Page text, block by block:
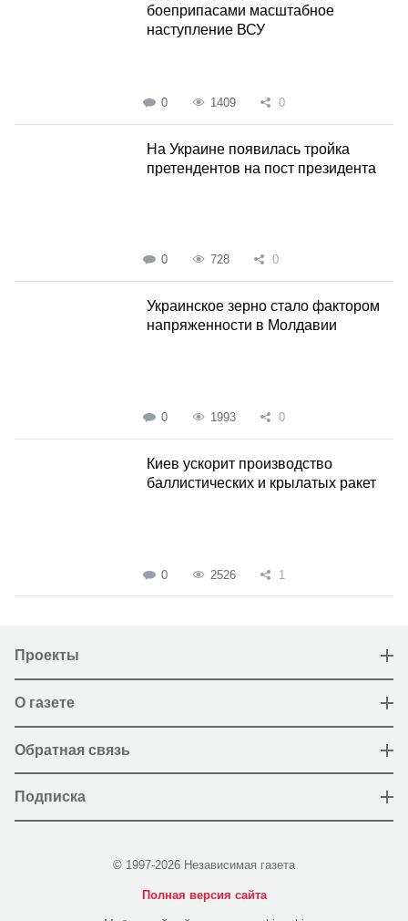
боеприпасами масштабное
наступление ВСУ
0 1409 0
На Украине появилась тройка
претендентов на пост президента
0 728 0
Украинское зерно стало фактором
напряженности в Молдавии
0 1993 0
Киев ускорит производство
баллистических и крылатых ракет
0 2526 1
Проекты
О газете
Обратная связь
Подписка
© 1997-2026 Независимая газета
Полная версия сайта